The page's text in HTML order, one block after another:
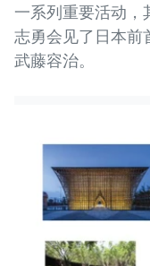
一系列重要活动，
志勇会见了日本前
武藤容治。